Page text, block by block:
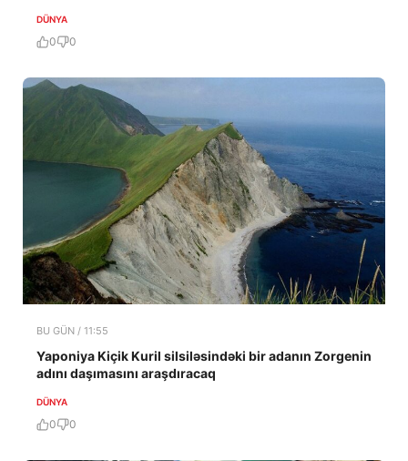
DÜNYA
0 0
BU GÜN / 11:55
Yaponiya Kiçik Kuril silsiləsindəki bir adanın Zorgenin
adını daşımasını araşdıracaq
DÜNYA
0 0